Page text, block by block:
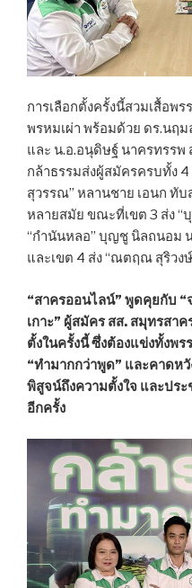
การเลือกตั้งครั้งนี้สวมเสื้อพ
พรหมเผ่า พร้อมด้วย ดร.น
และ น.อ.อนุดิษฐ์ นาครทรรพ
กล้าธรรมส่งผู้สมัครครบทั้ง 4
สุวรรณ” หลานชาย เอนก ทั
หลายสมัย ขณะที่เขต 3 ส่ง
“กำนันหลอ” บุญชู นิลถนอม
และเขต 4 ส่ง “ณตฤณ สุริว
“สาครออนไลน์” พูดคุยกับ
เกาะ” ผู้สมัคร สส. สมุทรสาค
ตั้งในครั้งนี้ ซึ่งต้องแข่งทั้งพ
“ทำมากกว่าพูด” และคาดห
พิสูจน์ถึงความตั้งใจ และปร
อีกครั้ง